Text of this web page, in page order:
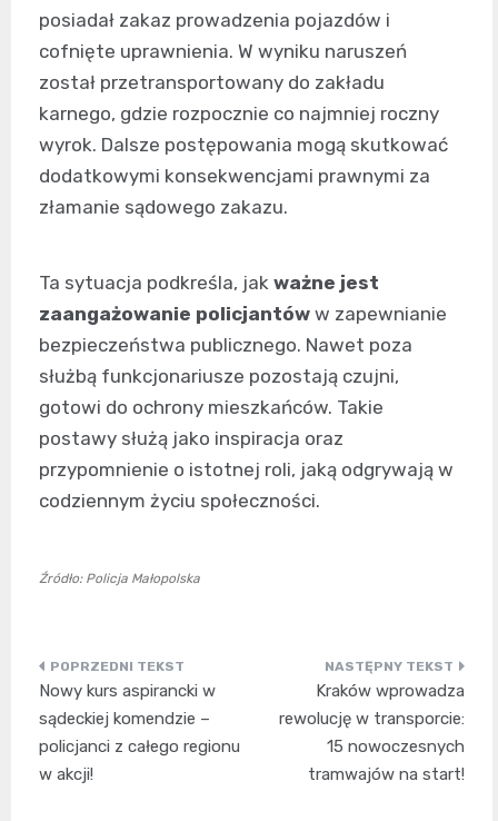
posiadał zakaz prowadzenia pojazdów i
cofnięte uprawnienia. W wyniku naruszeń
został przetransportowany do zakładu
karnego, gdzie rozpocznie co najmniej roczny
wyrok. Dalsze postępowania mogą skutkować
dodatkowymi konsekwencjami prawnymi za
złamanie sądowego zakazu.
Ta sytuacja podkreśla, jak ważne jest
zaangażowanie policjantów w zapewnianie
bezpieczeństwa publicznego. Nawet poza
służbą funkcjonariusze pozostają czujni,
gotowi do ochrony mieszkańców. Takie
postawy służą jako inspiracja oraz
przypomnienie o istotnej roli, jaką odgrywają w
codziennym życiu społeczności.
Źródło: Policja Małopolska
Nawigacja
wpisu
Nowy kurs aspirancki w
sądeckiej komendzie –
policjanci z całego regionu
w akcji!
Kraków wprowadza
rewolucję w transporcie:
15 nowoczesnych
tramwajów na start!